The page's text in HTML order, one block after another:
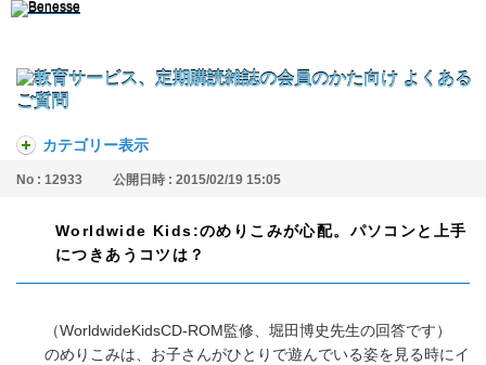
カテゴリー表示
No : 12933 公開日時 : 2015/02/19 15:05
Worldwide Kids:のめりこみが心配。パソコンと上手
につきあうコツは？
（WorldwideKidsCD-ROM監修、堀田博史先生の回答です）
のめりこみは、お子さんがひとりで遊んでいる姿を見る時にイ